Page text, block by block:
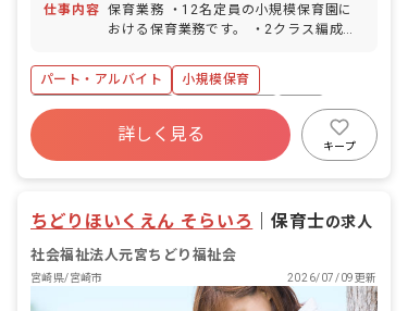
仕事内容 保育業務 ・12名定員の小規模保育園に
おける保育業務です。 ・2クラス編成、
いただきます。 当園では「のびのびと遊
べる子」を保育目標としています。 ■園
児年齢層：0～2歳児
パート・アルバイト
小規模保育
ボーナス・賞与あり
社会保険完備
有給
昇給昇進あり
社会福祉法人
詳しく見る
キープ
ちどりほいくえん そらいろ 保育士の求人
社会福祉法人元宮ちどり福祉会
宮崎県/宮崎市 2026/07/09更新